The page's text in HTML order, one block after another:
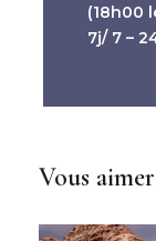
(18h00
7j/ 7 –
Jour
Vous